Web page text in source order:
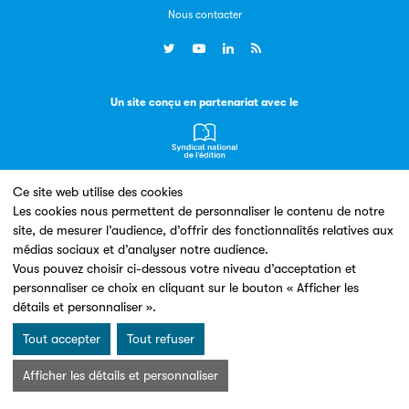
Ce site web utilise des cookies
Les cookies nous permettent de personnaliser le contenu de notre
site, de mesurer l’audience, d’offrir des fonctionnalités relatives aux
médias sociaux et d’analyser notre audience.
Vous pouvez choisir ci-dessous votre niveau d’acceptation et
personnaliser ce choix en cliquant sur le bouton « Afficher les
détails et personnaliser ».
Tout accepter Tout refuser
Afficher les détails et personnaliser
Nous contacter
Un site conçu en partenariat avec le
Mentions légales & Conditions d’utilisation
Données personnelles
Charte Cookies
© Les Éditeurs d’Éducation - SNE 2026
La plateforme LivrEmploi regroupe toutes les offres
d’emploi à pourvoir dans le secteur de l'édition.
Clic.EDIt
Clic.EDIt, pour faciliter les échanges informatisés entre
tous les acteurs de la filière de la fabrication de livres.